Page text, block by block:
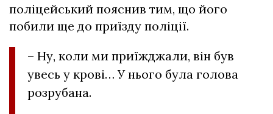
поліцейський пояснив тим, що його
побили ще до приїзду поліції.
– Ну, коли ми приїжджали, він був
увесь у крові… У нього була голова
розрубана.